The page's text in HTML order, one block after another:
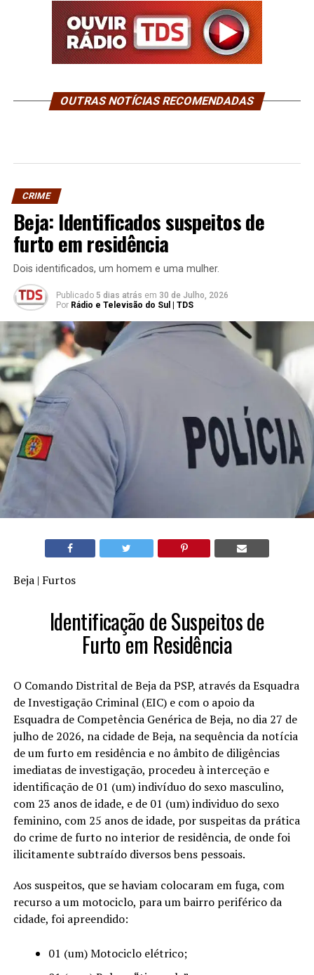
OUTRAS NOTÍCIAS RECOMENDADAS
CRIME
Beja: Identificados suspeitos de
furto em residência
Dois identificados, um homem e uma mulher.
Publicado 5 dias atrás em 30 de Julho, 2026
Por Rádio e Televisão do Sul | TDS
Beja | Furtos
Identificação de Suspeitos de
Furto em Residência
O Comando Distrital de Beja da PSP, através da Esquadra
de Investigação Criminal (EIC) e com o apoio da
Esquadra de Competência Genérica de Beja, no dia 27 de
julho de 2026, na cidade de Beja, na sequência da notícia
de um furto em residência e no âmbito de diligências
imediatas de investigação, procedeu à interceção e
identificação de 01 (um) indivíduo do sexo masculino,
com 23 anos de idade, e de 01 (um) individuo do sexo
feminino, com 25 anos de idade, por suspeitas da prática
do crime de furto no interior de residência, de onde foi
ilicitamente subtraído diversos bens pessoais.
Aos suspeitos, que se haviam colocaram em fuga, com
recurso a um motociclo, para um bairro periférico da
cidade, foi apreendido:
01 (um) Motociclo elétrico;